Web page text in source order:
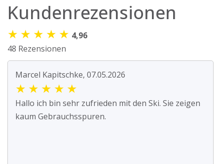
Kundenrezensionen
★ ★ ★ ★ ★ 4,96
48 Rezensionen
Marcel Kapitschke, 07.05.2026
★ ★ ★ ★ ★
Hallo ich bin sehr zufrieden mit den Ski. Sie zeigen
kaum Gebrauchsspuren.